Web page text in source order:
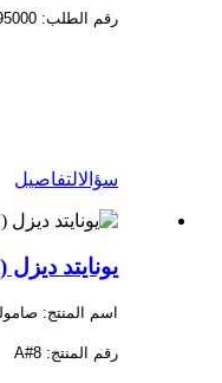
رقم الطلب: 095000-6353، 095000-6593
سؤالالتفاصيل
يونايتد ديزل (UD) صامولة الحقن 8#A
اسم المنتج:
رقم المنتج: 8#A